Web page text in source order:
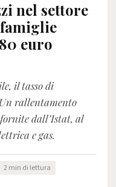
nel settore
euro
il tasso di
rallentamento
dall’Istat, al
e gas.
2 min di lettura